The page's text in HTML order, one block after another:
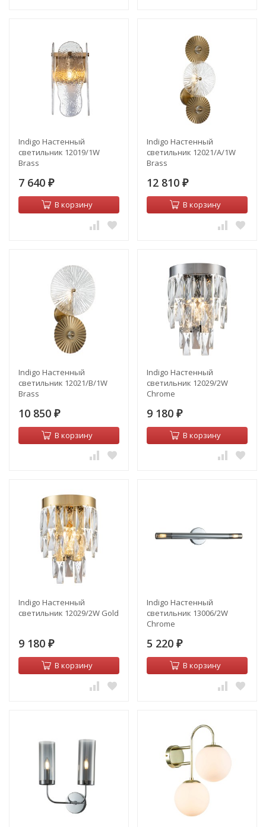
Indigo Настенный
светильник 12019/1W
Brass
7 640 ₽
В корзину
Indigo Настенный
светильник 12021/A/1W
Brass
12 810 ₽
В корзину
Indigo Настенный
светильник 12021/B/1W
Brass
10 850 ₽
В корзину
Indigo Настенный
светильник 12029/2W
Chrome
9 180 ₽
В корзину
Indigo Настенный
светильник 12029/2W Gold
9 180 ₽
В корзину
Indigo Настенный
светильник 13006/2W
Chrome
5 220 ₽
В корзину